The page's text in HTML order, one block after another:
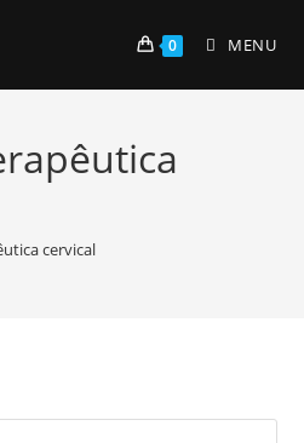
0 MENU
cervical